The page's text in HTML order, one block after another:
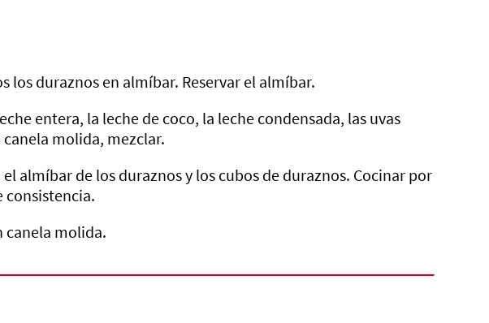
los duraznos en almíbar. Reservar el almíbar.
entera, la leche de coco, la leche condensada, las uvas
molida, mezclar.
almíbar de los duraznos y los cubos de duraznos. Cocinar por
consistencia.
canela molida.